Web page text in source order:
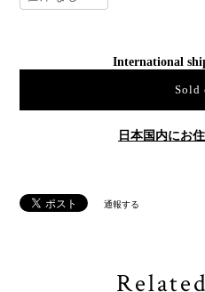
International
Sold
日本国内にお
通報する